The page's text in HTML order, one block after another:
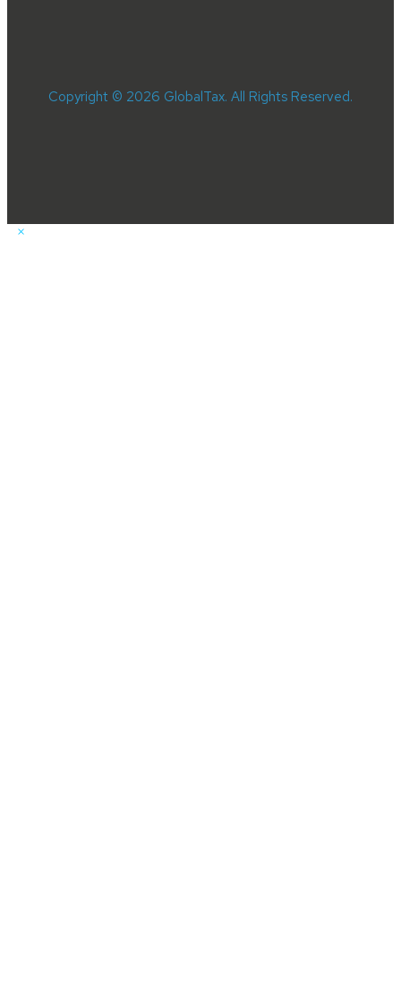
Copyright © 2026 GlobalTax. All Rights Reserved.
×